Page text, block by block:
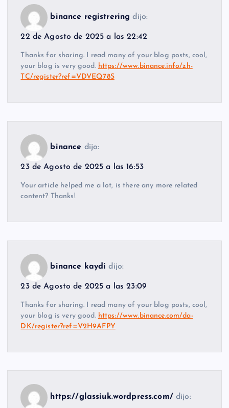
binance registrering dijo:
22 de Agosto de 2025 a las 22:42
Thanks for sharing. I read many of your blog posts, cool,
your blog is very good. https://www.binance.info/zh-
TC/register?ref=VDVEQ78S
binance dijo:
23 de Agosto de 2025 a las 16:53
Your article helped me a lot, is there any more related
content? Thanks!
binance kaydi dijo:
23 de Agosto de 2025 a las 23:09
Thanks for sharing. I read many of your blog posts, cool,
your blog is very good. https://www.binance.com/da-
DK/register?ref=V2H9AFPY
https://glassiuk.wordpress.com/ dijo: